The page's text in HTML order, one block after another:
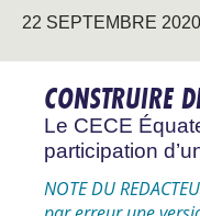
22 SEPTEMBRE 2020
CONSTRUIRE
Le CECE
participation
NOTE DU